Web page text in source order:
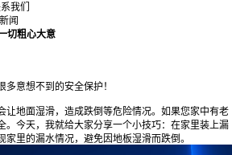
我们
闻
切粗心大意
多意想不到的安全保护！
让地面湿滑，造成跌倒等危险情况。如果您家中有老
。今天，我就给大家分享一个小技巧：在家里装上漏
里的漏水情况，避免因地板湿滑而跌倒。